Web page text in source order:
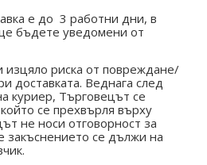
е до 3 работни дни, в
бъдете уведомени от
изцяло риска от повреждане/
доставката. Веднага след
куриер, Търговецът се
се прехвърля върху
не носи отговорност за
закъснението се дължи на